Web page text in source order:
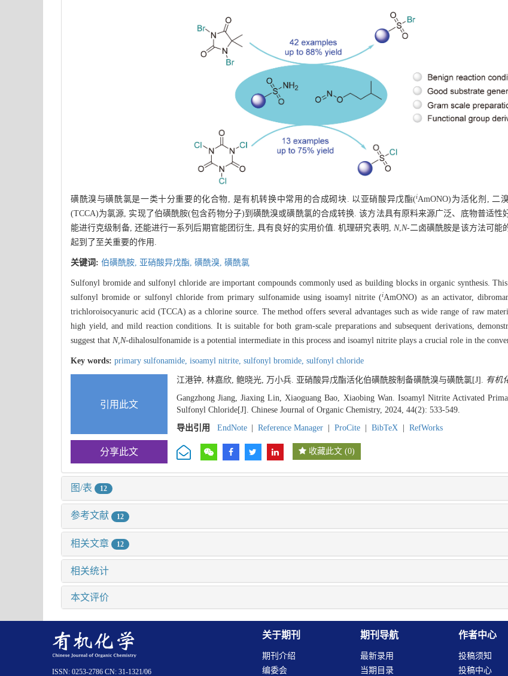
磺酰溴与磺酰氯是一类十分重要的化合物, 是有机转换中常用的合成砌块. 以亚硝酸异戊酯(iAmONO)为活化剂, 二
(TCCA)为氯源, 实现了伯磺酰胺(包含药物分子)到磺酰溴或磺酰氯的合成转换. 该方法具有原料来源广泛、底物普适性
能进行克级制备, 还能进行一系列后期官能团衍生, 具有良好的实用价值. 机理研究表明, N,N-二卤磺酰胺是该方法可能
起到了至关重要的作用.
关键词: 伯磺酰胺, 亚硝酸异戊酯, 磺酰溴, 磺酰氯
Sulfonyl bromide and sulfonyl chloride are important compounds commonly used as building blocks in organic synthesis. This
sulfonyl bromide or sulfonyl chloride from primary sulfonamide using isoamyl nitrite (iAmONO) as an activator,
trichloroisocyanuric acid (TCCA) as a chlorine source. The method offers several advantages such as wide range of raw
high yield, and mild reaction conditions. It is suitable for both gram-scale preparations and subsequent derivations,
suggest that N,N-dihalosulfonamide is a potential intermediate in this process and isoamyl nitrite plays a crucial role in the
Key words: primary sulfonamide, isoamyl nitrite, sulfonyl bromide, sulfonyl chloride
引用此文
江港钟, 林嘉欣, 鲍晓光, 万小兵. 亚硝酸异戊酯活化伯磺酰胺制备磺酰溴与磺酰氯[J]. 有机
Gangzhong Jiang, Jiaxing Lin, Xiaoguang Bao, Xiaobing Wan. Isoamyl Nitrite Activated
Sulfonyl Chloride[J]. Chinese Journal of Organic Chemistry, 2024, 44(2): 533-549.
导出引用
EndNote Reference Manager ProCite BibTeX RefWorks
分享此文 收藏此文 (0)
图/表 12
参考文献 12
相关文章 12
相关统计
本文评价
关于期刊
期刊介绍
编委会
期刊导航
最新录用
当期目录
作者中心
投稿须知
投稿中心
ISSN: 0253-2786 CN: 31-1321/06